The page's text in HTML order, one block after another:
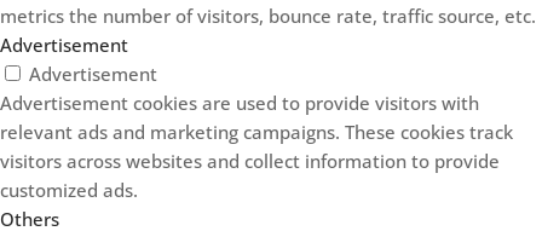
metrics the number of visitors, bounce rate, traffic source, etc.
Advertisement
Advertisement
Advertisement cookies are used to provide visitors with
relevant ads and marketing campaigns. These cookies track
visitors across websites and collect information to provide
customized ads.
Others